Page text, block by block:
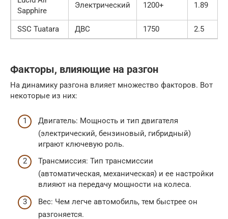
Sapphire
Электрический 1200+ 1.89
SSC Tuatara ДВС 1750 2.5
Факторы, влияющие на разгон
На динамику разгона влияет множество факторов. Вот
некоторые из них:
Двигатель: Мощность и тип двигателя
(электрический, бензиновый, гибридный)
играют ключевую роль.
Трансмиссия: Тип трансмиссии
(автоматическая, механическая) и ее настройки
влияют на передачу мощности на колеса.
Вес: Чем легче автомобиль, тем быстрее он
разгоняется.